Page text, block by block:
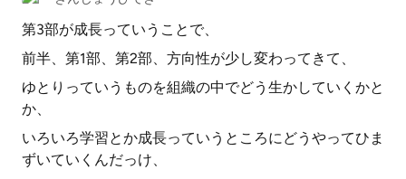
第3部が成長っていうことで、
前半、第1部、第2部、方向性が少し変わってきて、
ゆとりっていうものを組織の中でどう生かしていくかと
か、
いろいろ学習とか成長っていうところにどうやってひま
ずいていくんだっけ、